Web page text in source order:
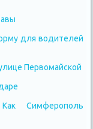
для водителей
Первомайской
Симферополь